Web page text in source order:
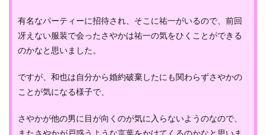
有名なパーティーに招待され、そこに祐一がいるので、前回
冴えない服装で会ったさやかは祐一の気をひくことができる
のかなと思いました。
ですが、和也は自分から婚約破棄したにも関わらずさやかの
ことが気になる様子で、
さやかが他の男に目が向くのが気に入らないようのなので、